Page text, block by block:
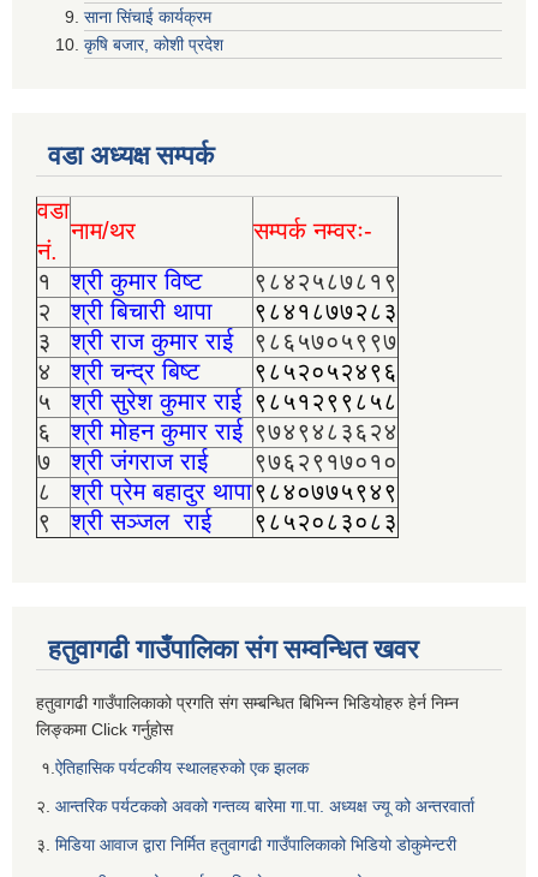
साना सिंचाई कार्यक्रम
कृषि बजार, कोशी प्रदेश
वडा अध्यक्ष सम्पर्क
वडा
नं.
नाम/थर
सम्पर्क नम्वरः-
१
श्री कुमार विष्ट
९८४२५८७८१९
२
श्री बिचारी थापा
९८४१८७७२८३
३
श्री राज कुमार राई
९८६५७०५९९७
४
श्री चन्द्र बिष्ट
९८५२०५२४९६
५
श्री सुरेश कुमार राई ९८५१२९९८५८
६
श्री मोहन कुमार राई ९७४९४८३६२४
७
श्री जंगराज राई
९७६२९१७०१०
८
श्री प्रेम बहादुर थापा९८४०७७५९४९
९
श्री सञ्जल राई ९८५२०८३०८३
हतुवागढी गाउँपालिका संग सम्वन्धित खवर
हतुवागढी गाउँपालिकाको प्रगति संग सम्बन्धित बिभिन्‍न भिडियोहरु हेर्न निम्‍न
लिङ्कमा Click गर्नुहोस
१. ऐतिहासिक पर्यटकीय स्थालहरुको एक झलक
२. आन्तरिक पर्यटकको अवको गन्तव्य बारेमा गा.पा. अध्यक्ष ज्यू को अन्तरवार्ता
३. मिडिया आवाज द्वारा निर्मित हतुवागढी गाउँपालिकाको भिडियो डोकुमेन्टरी